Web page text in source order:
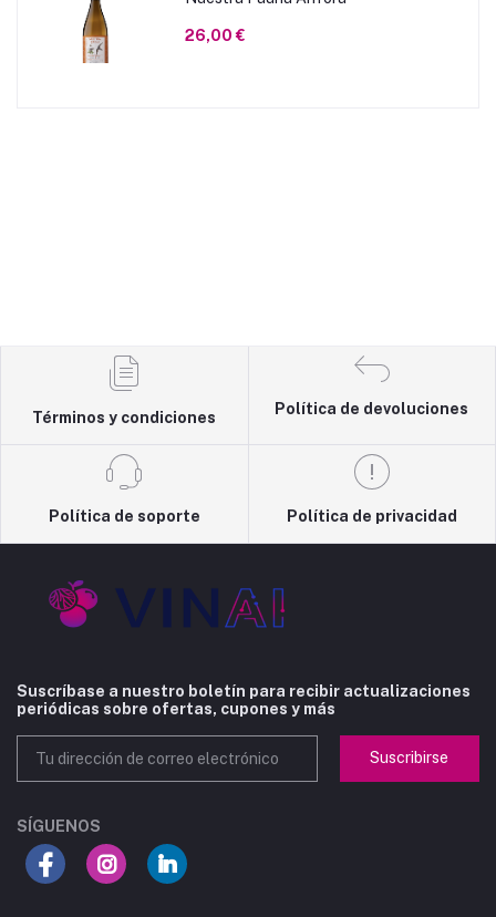
26,00 €
Términos y condiciones
Política de devoluciones
Política de soporte Política de privacidad
Suscríbase a nuestro boletín para recibir actualizaciones
periódicas sobre ofertas, cupones y más
Suscribirse
SÍGUENOS